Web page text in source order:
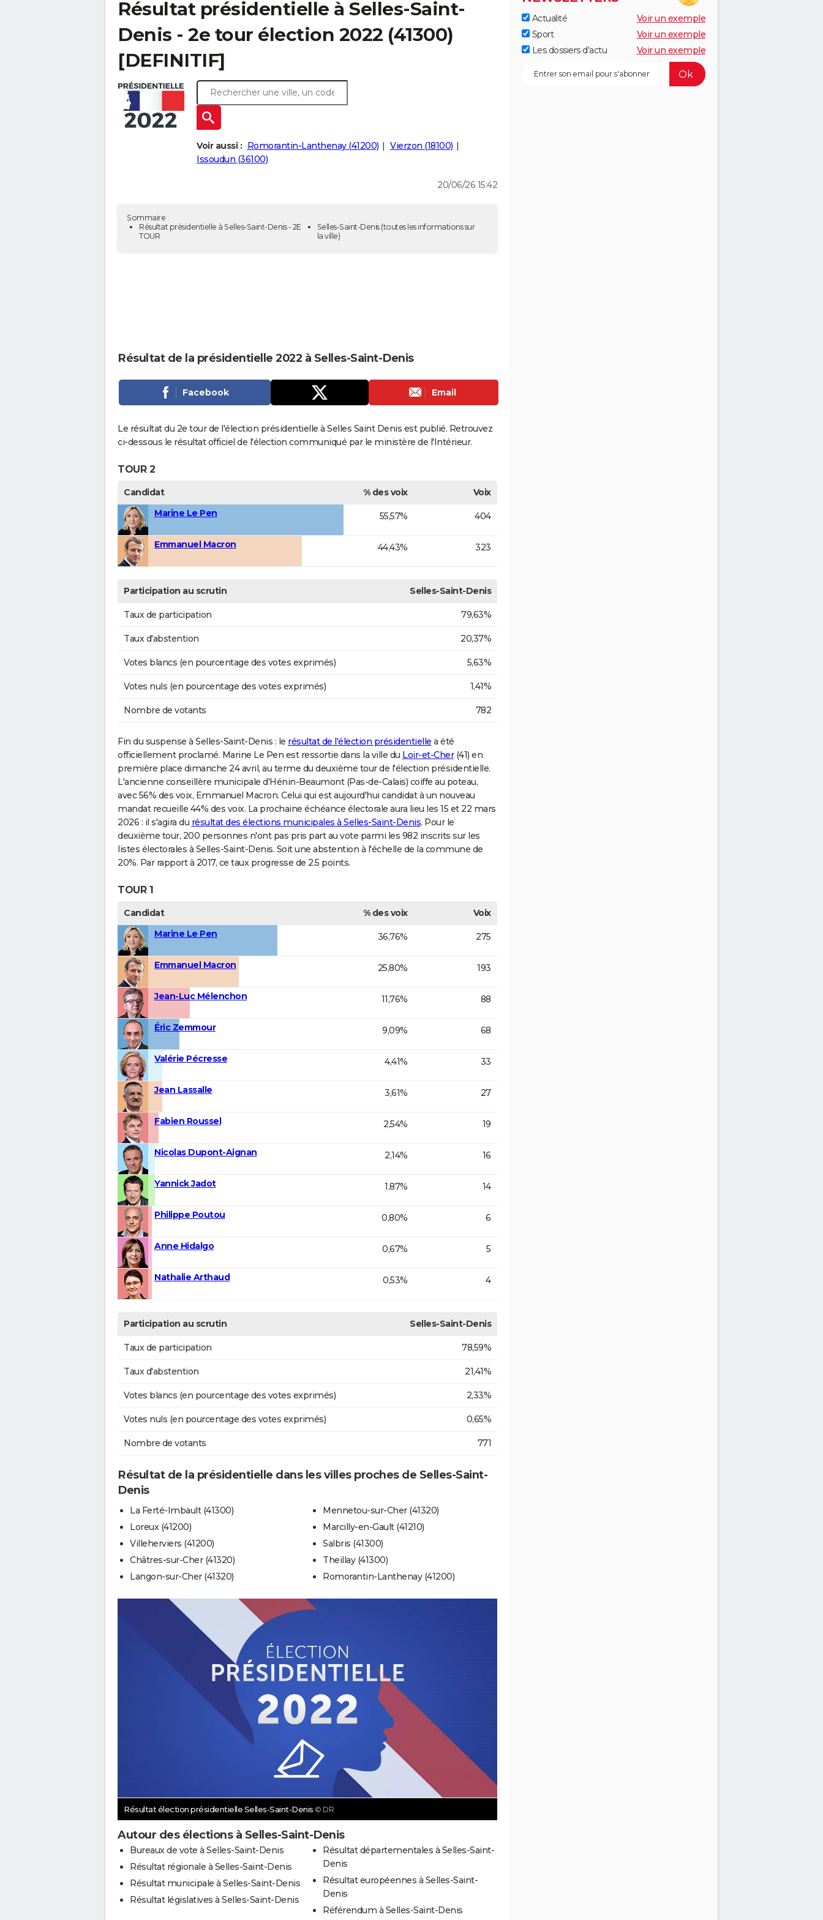
Résultat présidentielle à Selles-Saint-
Denis - 2e tour élection 2022 (41300)
[DEFINITIF]
Voir aussi : Romorantin-Lanthenay (41200)
Vierzon (18100)
Issoudun (36100)
20/06/26 15:42
Sommaire :
Résultat présidentielle à Selles-Saint-Denis - 2E
TOUR
Selles-Saint-Denis(toutes les informations sur
la ville)
Résultat de la présidentielle 2022 à Selles-Saint-Denis
Facebook Email
Le résultat du 2e tour de l'élection présidentielle à Selles Saint Denis est publié. Retrouvez
ci-dessous le résultat officiel de l'élection communiqué par le ministère de l'Intérieur.
TOUR 2
Candidat % des voix
Voix
Marine Le Pen
55,57% 404
Emmanuel Macron 44,43% 323
Participation au scrutin Selles-Saint-Denis
Taux de participation 79,63%
Taux d'abstention 20,37%
Votes blancs (en pourcentage des votes exprimés) 5,63%
Votes nuls (en pourcentage des votes exprimés) 1,41%
Nombre de votants 782
Fin du suspense à Selles-Saint-Denis : le résultat de l'élection présidentielle a été
officiellement proclamé. Marine Le Pen est ressortie dans la ville du Loir-et-Cher(41) en
première place dimanche 24 avril, au terme du deuxième tour de l'élection présidentielle.
L'ancienne conseillère municipale d'Hénin-Beaumont (Pas-de-Calais) coiffe au poteau,
avec 56% des voix, Emmanuel Macron. Celui qui est aujourd'hui candidat à un nouveau
mandat recueille 44% des voix. La prochaine échéance électorale aura lieu les 15 et 22 mars
2026 : il s'agira du résultat des élections municipales à Selles-Saint-Denis. Pour le
deuxième tour, 200 personnes n'ont pas pris part au vote parmi les 982 inscrits sur les
listes électorales à Selles-Saint-Denis. Soit une abstention à l'échelle de la commune de
20%. Par rapport à 2017, ce taux progresse de 2.5 points.
TOUR 1
Candidat % des voix
Voix
Marine Le Pen
36,76% 275
Emmanuel Macron 25,80% 193
Jean-Luc Mélenchon 11,76% 88
Éric Zemmour 9,09% 68
Valérie Pécresse 4,41% 33
Jean Lassalle 3,61% 27
Fabien Roussel 2,54% 19
Nicolas Dupont-Aignan 2,14% 16
Yannick Jadot 1,87% 14
Philippe Poutou 0,80% 6
Anne Hidalgo 0,67% 5
Nathalie Arthaud 0,53% 4
Participation au scrutin Selles-Saint-Denis
Taux de participation 78,59%
Taux d'abstention 21,41%
Votes blancs (en pourcentage des votes exprimés) 2,33%
Votes nuls (en pourcentage des votes exprimés) 0,65%
Nombre de votants 771
Résultat de la présidentielle dans les villes proches de Selles-Saint-
Denis
La Ferté-Imbault (41300)
Loreux (41200)
Villeherviers (41200)
Châtres-sur-Cher (41320)
Langon-sur-Cher (41320)
Mennetou-sur-Cher (41320)
Marcilly-en-Gault (41210)
Salbris (41300)
Theillay (41300)
Romorantin-Lanthenay (41200)
Résultat élection présidentielle Selles-Saint-Denis © DR
Autour des élections à Selles-Saint-Denis
Bureaux de vote à Selles-Saint-Denis
Résultat régionale à Selles-Saint-Denis
Résultat municipale à Selles-Saint-Denis
Résultat législatives à Selles-Saint-Denis
Résultat départementales à Selles-Saint-
Denis
Résultat européennes à Selles-Saint-
Denis
Référendum à Selles-Saint-Denis
Actualité
Voir un exemple
Sport
Voir un exemple
Les dossiers d'actu
Voir un exemple